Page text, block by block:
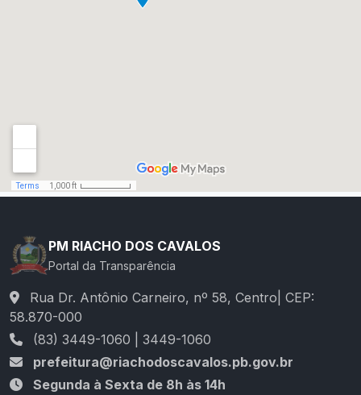
PM RIACHO DOS CAVALOS
Portal da Transparência
Rua Dr. Antônio Carneiro, nº 58, Centro| CEP:
58.870-000
(83) 3449-1060 | 3449-1060
prefeitura@riachodoscavalos.pb.gov.br
Segunda à Sexta de 8h às 14h